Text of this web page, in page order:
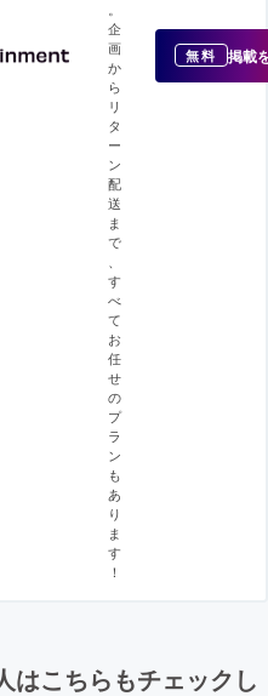
企
画
か
ら
リ
タ
ー
ン
配
送
ま
で
す
べ
て
お
任
せ
の
プ
ラ
ン
も
あ
り
ま
す
！
無料 掲載
はこちらもチェックし